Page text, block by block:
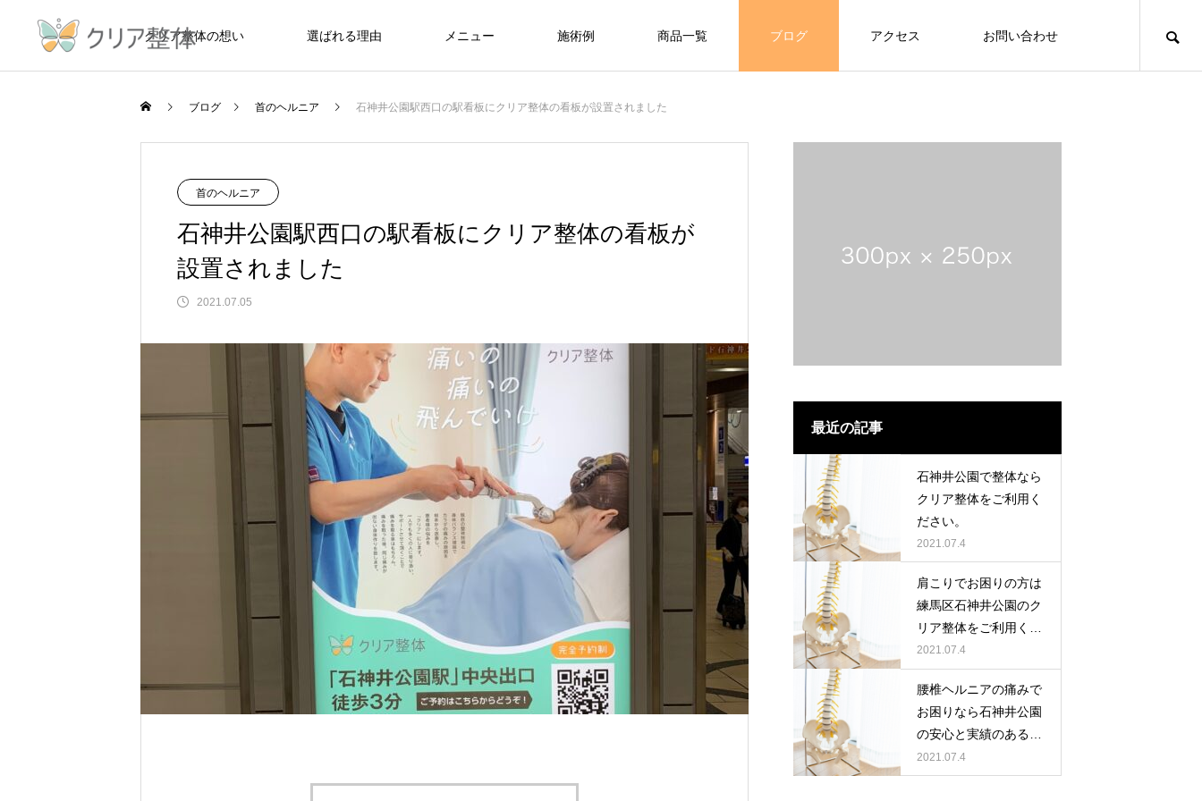
クリア整体の想い 選ばれる理由 メニュー 施術例 商品一覧 ブログ アクセス お問い合わせ
Warning
/home/xs535064/clear-seitai101.com/public_html/wp-
ブログ 首のヘルニア 石神井公園駅西口の駅看板にクリア整体の看板が設置されました
首のヘルニア
石神井公園駅西口の駅看板にクリア整体の看板が
設置されました
2021.07.05
最近の記事
石神井公園で整体なら
クリア整体をご利用く
ださい。
2021.07.4
肩こりでお困りの方は
練馬区石神井公園のク
リア整体をご利用くだ
さい。
2021.07.4
腰椎ヘルニアの痛みで
お困りなら石神井公園
の安心と実績のあるク
リア整体
2021.07.4